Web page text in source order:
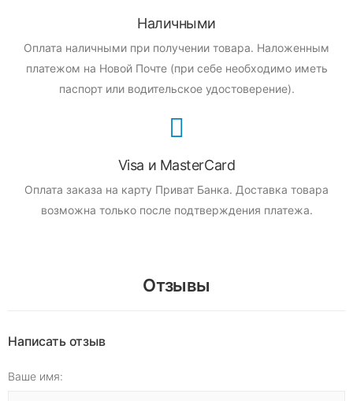
Наличными
Оплата наличными при получении товара. Наложенным
платежом на Новой Почте (при себе необходимо иметь
паспорт или водительское удостоверение).
Visa и MasterCard
Оплата заказа на карту Приват Банка. Доставка товара
возможна только после подтверждения платежа.
Отзывы
Написать отзыв
Ваше имя: